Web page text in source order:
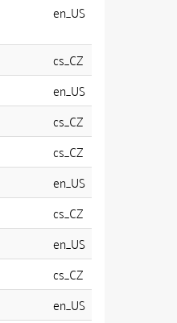
en_US
cs_CZ
en_US
cs_CZ
cs_CZ
en_US
cs_CZ
en_US
cs_CZ
en_US